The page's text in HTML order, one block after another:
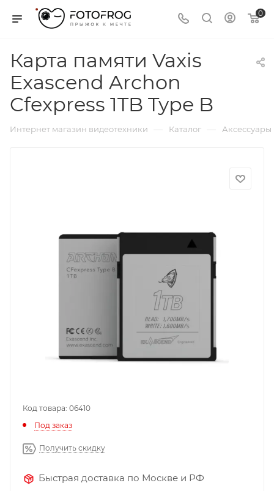
0
Карта памяти Vaxis
Exascend Archon
Cfexpress 1TB Type B
Интернет магазин видеотехники — Каталог — Аксессуары
Код товара: 06410
Под заказ
Получить скидку
Быстрая доставка по Москве и РФ